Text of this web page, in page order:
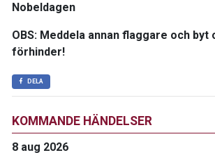
KOMMANDE HÄNDELSER
8 aug 2026
Nobeldagen
OBS: Meddela annan flaggare och byt
förhinder!
DELA